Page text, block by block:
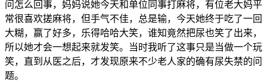
问怎么回事，妈妈说她今天和单位同事打麻将，有位老大妈平
常很喜欢搓麻将，但手气不佳，总是输，今天她终于吃了一回
大糊，赢了好多，乐得哈哈大笑，谁知竟然把尿也笑了出来，
所以她才会一想起来就发笑。当时我听了这事只是当做一个玩
笑，直到从医之后，才发现原来不少老人家的确有尿失禁的问
题。